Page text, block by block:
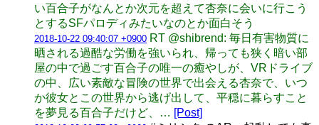
い百合子がなんとか次元を超えて杏奈に会いに行こう
とするSFパロディみたいなのとか面白そう
2018-10-22 09:40:07 +0900 RT @shibrend: 毎日有害物質に
晒される過酷な労働を強いられ、帰っても狭く暗い部
屋の中で過ごす百合子の唯一の癒やしが、VRドライブ
の中、広い素敵な冒険の世界で出会える杏奈で、いつ
か彼女とこの世界から逃げ出して、平穏に暮らすこと
を夢見る百合子だけど、… [Post]